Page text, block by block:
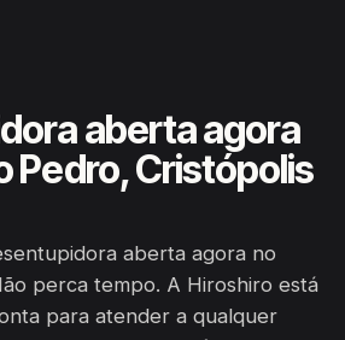
aberta agora
Pedro, Cristópolis
aberta agora no
perca tempo. A Hiroshiro está
para atender a qualquer